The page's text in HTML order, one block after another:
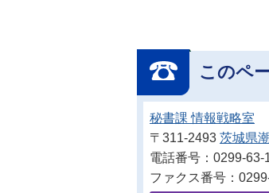
このペ
秘書課 情報戦略室
〒311-2493 茨城県
電話番号：0299-63-
ファクス番号：